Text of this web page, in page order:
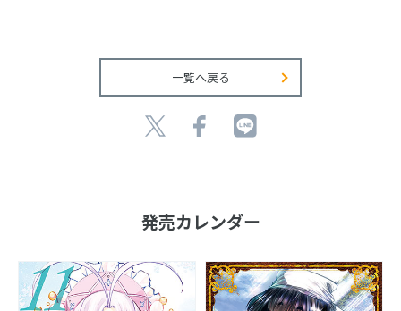
一覧へ戻る
発売カレンダー